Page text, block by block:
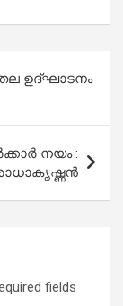
ഉദ്ഘാടനം
നയം :
fields